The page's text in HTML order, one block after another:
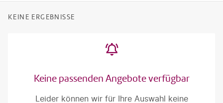
KEINE ERGEBNISSE
Keine passenden Angebote verfügbar
Leider können wir für Ihre Auswahl keine